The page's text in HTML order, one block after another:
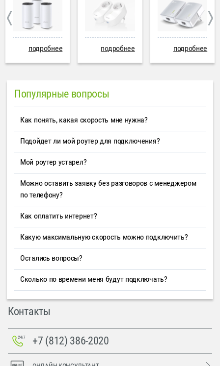
подробнее подробнее подробнее
Популярные вопросы
Как понять, какая скорость мне нужна?
Подойдет ли мой роутер для подключения?
Мой роутер устарел?
Можно оставить заявку без разговоров с менеджером
по телефону?
Как оплатить интернет?
Какую максимальную скорость можно подключить?
Остались вопросы?
Сколько по времени меня будут подключать?
Контакты
+7 (812) 386-2020